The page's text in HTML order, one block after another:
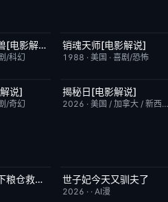
6.7小黄人与大怪兽[电影解说]
/科幻
已完结
销魂天师[电影解说]
1988 · 美国 · 喜剧/恐怖
说]
/奇幻
已完结
揭秘日[电影解说]
2026 · 美国 / 加拿大 / 新西兰 / 日本
2.0天灾我囤尽天下粮仓救了全侯府 完结
世子妃今天又驯夫了
2026 · · AI漫